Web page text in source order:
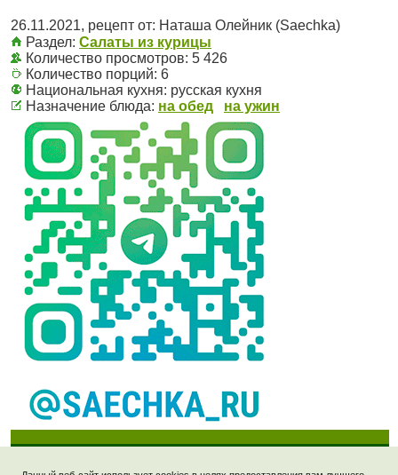
26.11.2021, рецепт от: Наташа Олейник (Saechka)
Раздел: Салаты из курицы
Количество просмотров: 5 426
Количество порций: 6
Национальная кухня: русская кухня
Назначение блюда: на обед на ужин